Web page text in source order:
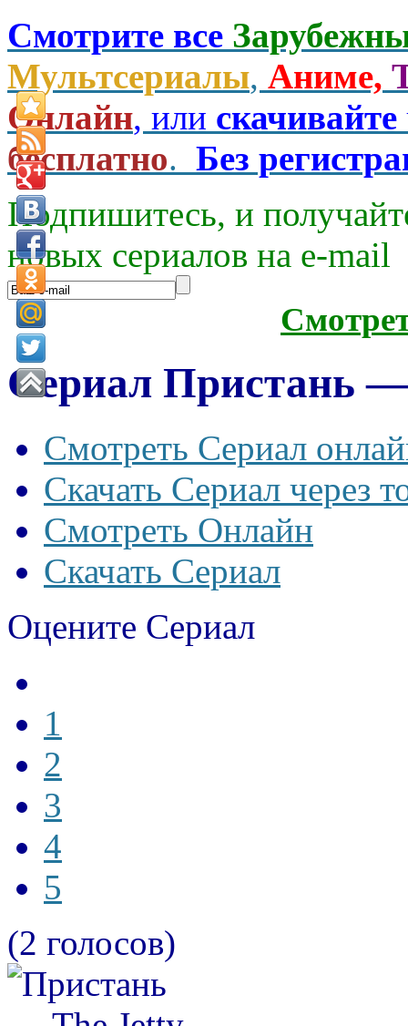
Смотрите все
Мультсериалы, Аниме,
Онлайн, или скачивайте
бесплатно. Без
Подпишитесь, и
новых сериалов на e-mаil
Сериал Пристань
Смотреть Сериал
Скачать Сериал через
Смотреть Онлайн
Скачать Сериал
Оцените Сериал
1
2
3
4
5
(2 голосов)